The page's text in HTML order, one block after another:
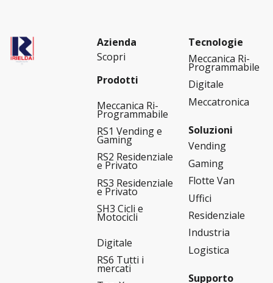
Azienda
Scopri
Prodotti
Meccanica Ri-
Programmabile
RS1 Vending e
Gaming
RS2 Residenziale
e Privato
RS3 Residenziale
e Privato
SH3 Cicli e
Motocicli
Digitale
RS6 Tutti i
mercati
Tecnologie
Meccanica Ri-
Programmabile
Digitale
Meccatronica
Soluzioni
Vending
Gaming
Flotte Van
Uffici
Residenziale
Industria
Logistica
Supporto